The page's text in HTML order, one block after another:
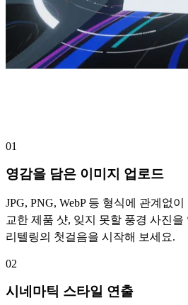
01
영감을 담은 이미지 업로드
JPG, PNG, WebP 등 형식에 관계없
교한 제품 샷, 잊지 못할 풍경 사진
리텔링의 첫걸음을 시작해 보세요.
02
시네마틱 스타일 연출